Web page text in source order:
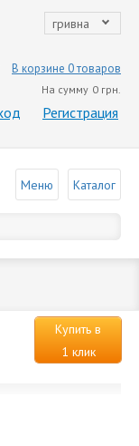
гривна
В корзине 0 товаров
На сумму 0 грн.
Регистрация
Меню Каталог
Купить в
1 клик